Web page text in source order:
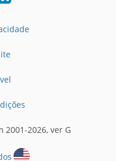
2001-2026, ver G